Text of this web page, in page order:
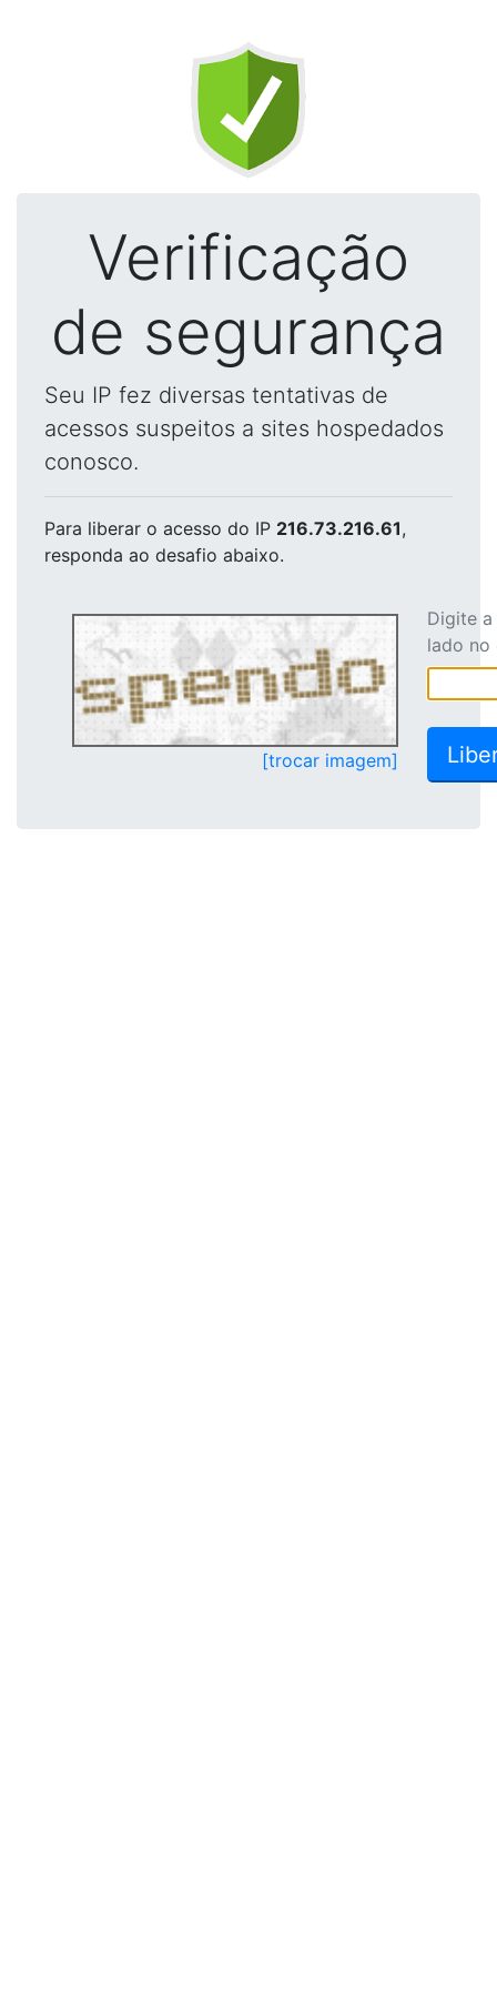
Verificação
de segurança
Seu IP fez diversas tentativas de
acessos suspeitos a sites hospedados
conosco.
Para liberar o acesso do IP 216.73.216.61,
responda ao desafio abaixo.
[trocar imagem]
Digite
lado no